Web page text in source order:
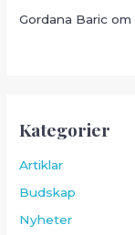
Gordana Baric om
Kategorier
Artiklar
Budskap
Nyheter